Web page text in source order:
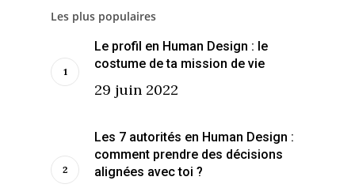
Les plus populaires
Le profil en Human Design : le
costume de ta mission de vie
29 juin 2022
Les 7 autorités en Human Design :
comment prendre des décisions
alignées avec toi ?